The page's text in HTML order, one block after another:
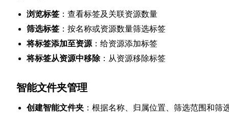
浏览标签 ：查看标签及关联资源数量
筛选标签 ：按名称或资源数量筛选标签
将标签添加至资源 ：给资源添加标签
将标签从资源中移除：从资源移除标签
智能文件夹管理
创建智能文件夹 ：根据名称、归属位置、筛选范围和筛